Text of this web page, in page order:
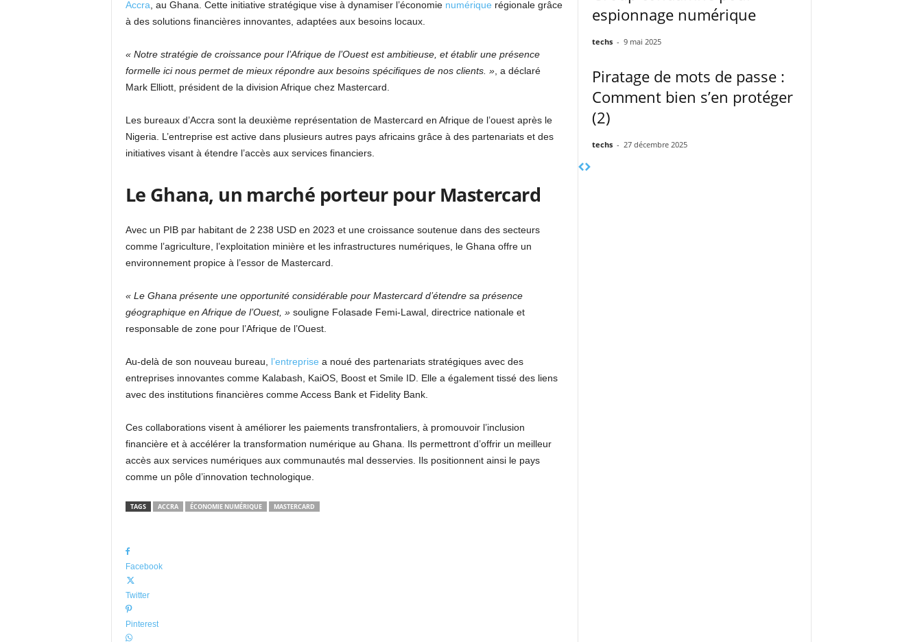
Accra , au Ghana. Cette initiative stratégique vise à dynamiser l’économie numérique régionale grâce
à des solutions financières innovantes, adaptées aux besoins locaux.
« Notre stratégie de croissance pour l’Afrique de l’Ouest est ambitieuse, et établir une présence
formelle ici nous permet de mieux répondre aux besoins spécifiques de nos clients. », a déclaré
Mark Elliott, président de la division Afrique chez Mastercard.
Les bureaux d’Accra sont la deuxième représentation de Mastercard en Afrique de l’ouest après le
Nigeria. L’entreprise est active dans plusieurs autres pays africains grâce à des partenariats et des
initiatives visant à étendre l’accès aux services financiers.
Le Ghana, un marché porteur pour Mastercard
Avec un PIB par habitant de 2 238 USD en 2023 et une croissance soutenue dans des secteurs
comme l’agriculture, l’exploitation minière et les infrastructures numériques, le Ghana offre un
environnement propice à l’essor de Mastercard.
« Le Ghana présente une opportunité considérable pour Mastercard d’étendre sa présence
géographique en Afrique de l’Ouest, »souligne Folasade Femi-Lawal, directrice nationale et
responsable de zone pour l’Afrique de l’Ouest.
Au-delà de son nouveau bureau, l’entreprise a noué des partenariats stratégiques avec des
entreprises innovantes comme Kalabash, KaiOS, Boost et Smile ID. Elle a également tissé des liens
avec des institutions financières comme Access Bank et Fidelity Bank.
Ces collaborations visent à améliorer les paiements transfrontaliers, à promouvoir l’inclusion
financière et à accélérer la transformation numérique au Ghana. Ils permettront d’offrir un meilleur
accès aux services numériques aux communautés mal desservies. Ils positionnent ainsi le pays
comme un pôle d’innovation technologique.
TAGS ACCRA ÉCONOMIE NUMÉRIQUE MASTERCARD
Facebook
Twitter
Pinterest
espionnage numérique
techs - 9 mai 2025
Piratage de mots de passe :
Comment bien s’en protéger
(2)
techs - 27 décembre 2025